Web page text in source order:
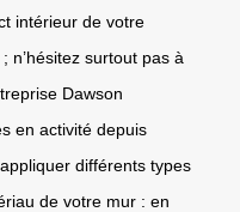
intérieur de votre
n’hésitez surtout pas à
Dawson
en activité depuis
différents types
de votre mur : en